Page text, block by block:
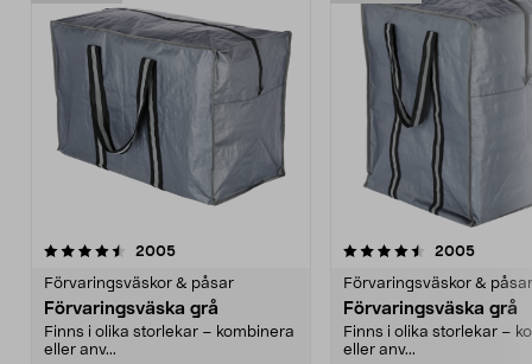
2005recensioner
Förvaringsväskor & påsar
Förvaringsväska grå
Finns i olika storlekar – kombinera
eller anv...
4.5 av 5 stjärnor 2005
Förvaringsväskor & påsar
Förvaringsväska grå
Finns i olika storlekar –
eller anv...
4.5 av 5 stjärnor